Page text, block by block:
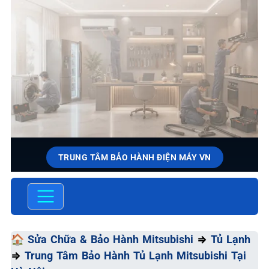
TRUNG TÂM BẢO HÀNH ĐIỆN MÁY VN
SỬA CHỮA & BẢO HÀNH
Đa
🏠 Sửa Chữa & Bảo Hành Mitsubishi ⇒ Tủ Lạnh
⇒ Trung Tâm Bảo Hành Tủ Lạnh Mitsubishi Tại